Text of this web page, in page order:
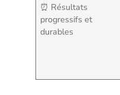
⏰ Résultats
progressifs et
durables